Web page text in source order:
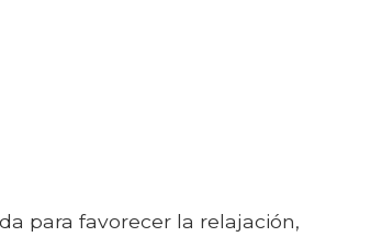
para favorecer la relajación,